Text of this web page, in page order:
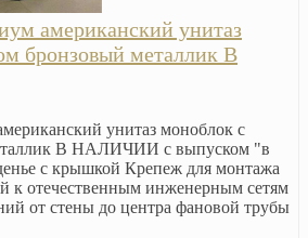
американский унитаз
бронзовый металлик В
унитаз моноблок с
В НАЛИЧИИ с выпуском "в
с крышкой Крепеж для монтажа
к отечественным инженерным сетям
от стены до центра фановой трубы